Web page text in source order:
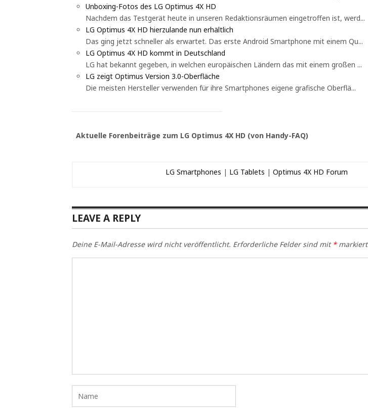
Unboxing-Fotos des LG Optimus 4X HD
Nachdem das Testgerät heute in unseren Redaktionsräumen eingetroffen ist, werd...
LG Optimus 4X HD hierzulande nun erhältlich
Das ging jetzt schneller als erwartet. Das erste Android Smartphone mit einem Qu...
LG Optimus 4X HD kommt in Deutschland
LG hat bekannt gegeben, in welchen europäischen Ländern das mit einem großen ...
LG zeigt Optimus Version 3.0-Oberfläche
Die meisten Hersteller verwenden für ihre Smartphones eigene grafische Oberflä...
Aktuelle Forenbeiträge zum LG Optimus 4X HD (von Handy-FAQ)
LG Smartphones | LG Tablets | Optimus 4X HD Forum
LEAVE A REPLY
Deine E-Mail-Adresse wird nicht veröffentlicht. Erforderliche Felder sind mit *markiert